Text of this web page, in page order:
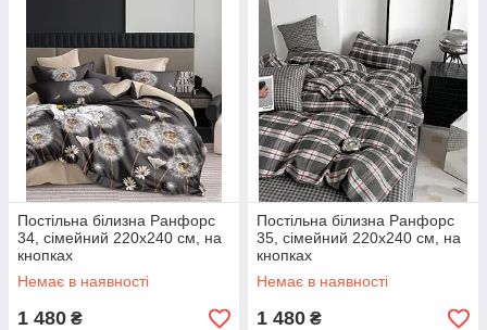
Постільна білизна Ранфорс
34, сімейний 220х240 см, на
кнопках
Немає в наявності
1 480 ₴
Постільна білизна Ранфорс
35, сімейний 220х240 см, на
кнопках
Немає в наявності
1 480 ₴